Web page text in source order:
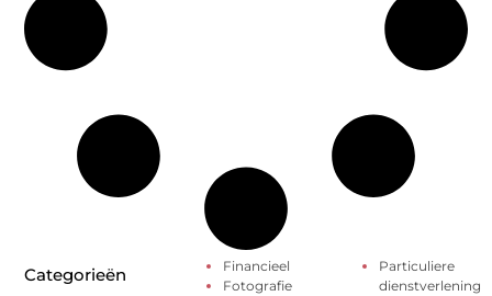
Categorieën
Financieel
Fotografie
Particuliere
dienstverlening